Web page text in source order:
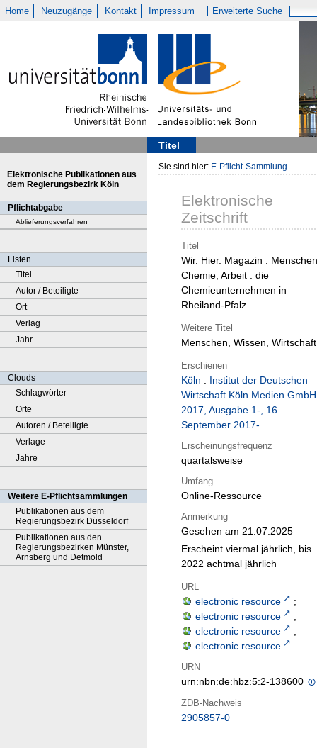
Home Neuzugänge Kontakt Impressum Erweiterte Suche
Titel
Elektronische Publikationen aus
dem Regierungsbezirk Köln
Pflichtabgabe
Ablieferungsverfahren
Listen
Titel
Autor / Beteiligte
Ort
Verlag
Jahr
Clouds
Schlagwörter
Orte
Autoren / Beteiligte
Verlage
Jahre
Weitere E-Pflichtsammlungen
Publikationen aus dem
Regierungsbezirk Düsseldorf
Publikationen aus den
Regierungsbezirken Münster,
Arnsberg und Detmold
Sie sind hier: E-Pflicht-Sammlung
Elektronische
Zeitschrift
Titel
Wir. Hier. Magazin :
Chemie, Arbeit : die
Chemieunternehmen in
Rheiland-Pfalz
Weitere Titel
Menschen, Wissen, Wirtschaft
Erschienen
Köln : Institut der Deutschen
Wirtschaft Köln Medien GmbH
2017, Ausgabe 1-, 16.
September 2017-
Erscheinungsfrequenz
quartalsweise
Umfang
Online-Ressource
Anmerkung
Gesehen am 21.07.2025
Erscheint viermal jährlich, bis
2022 achtmal jährlich
URL
electronic resource
;
electronic resource
;
electronic resource
;
electronic resource
URN
urn:nbn:de:hbz:5:2-138600
ZDB-Nachweis
2905857-0